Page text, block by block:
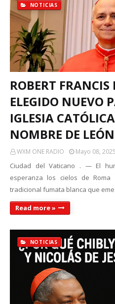
NOTICIAS
ROBERT FRANCIS
ELEGIDO NUEVO
IGLESIA
NOMBRE DE
WXM ONE RADIO Mayo 08, 2025
Ciudad del Vaticano . — El
esperanza los cielos de
tradicional fumata blanca que
Read more »
NOTICIAS